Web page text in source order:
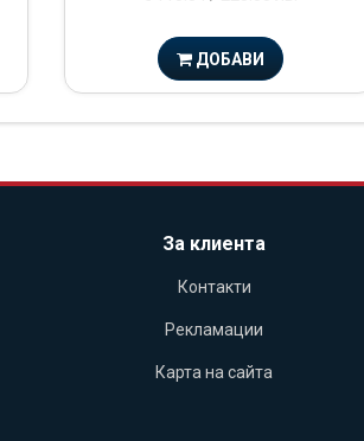
ДОБАВИ
За клиента
Контакти
Рекламации
Карта на сайта